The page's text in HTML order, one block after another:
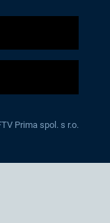
Prima spol. s r.o.